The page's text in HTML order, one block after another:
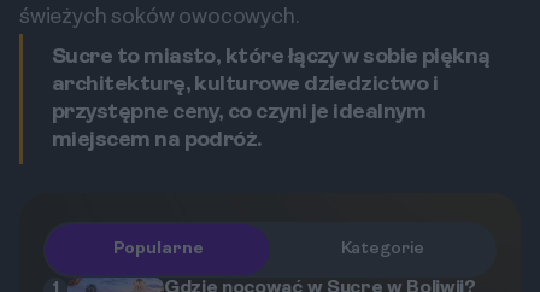
świeżych soków owocowych.
Sucre to miasto, które łączy w sobie piękną
architekturę, kulturowe dziedzictwo i
przystępne ceny, co czyni je idealnym
miejscem na podróż.
Popularne Kategorie